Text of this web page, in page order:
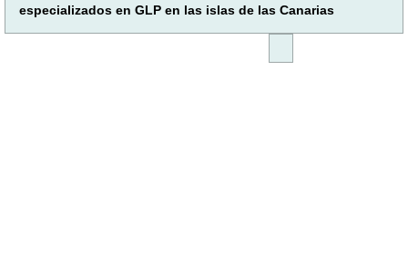
especializados en GLP en las islas de las Canarias